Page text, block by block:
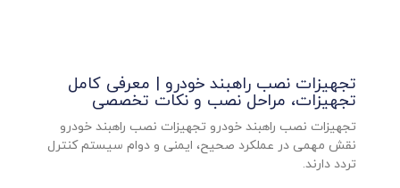
تجهیزات نصب راهبند خودرو | معرفی کامل
تجهیزات، مراحل نصب و نکات تخصصی
تجهیزات نصب راهبند خودرو تجهیزات نصب راهبند خودرو
نقش مهمی در عملکرد صحیح، ایمنی و دوام سیستم کنترل
تردد دارند.